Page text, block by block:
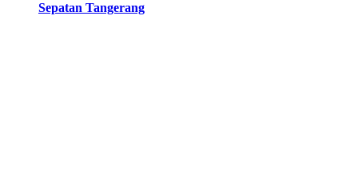
Sepatan Tangerang